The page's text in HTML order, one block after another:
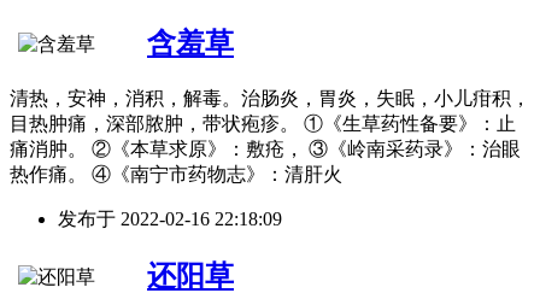
含羞草
清热，安神，消积，解毒。治肠炎，胃炎，失眠，小儿疳积，
目热肿痛，深部脓肿，带状疱疹。 ①《生草药性备要》：止
痛消肿。 ②《本草求原》：敷疮， ③《岭南采药录》：治眼
热作痛。 ④《南宁市药物志》：清肝火
发布于 2022-02-16 22:18:09
还阳草